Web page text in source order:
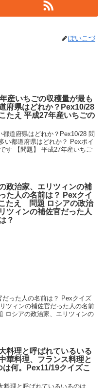
ぽいこづ
産いちごの収穫量が最も
府県はどれか？Pex10/28
たえ 平成27年産いちごの
道府県はどれか？Pex10/28 問
い都道府県はどれか？ Pexポイ
す 【問題】 平成27年産いちご
政治家、エリツィンの補
た人の名前は？ Pexクイ
たえ 問題 ロシアの政治
ツィンの補佐官だった人
？
った人の名前は？ Pexクイズ
ツィンの補佐官だった人の名前
ロシアの政治家、エリツィンの
料理と呼ばれているいる
華料理、フランス料理と
は何。Pex11/19クイズこ
理と呼ばれているいるのは、